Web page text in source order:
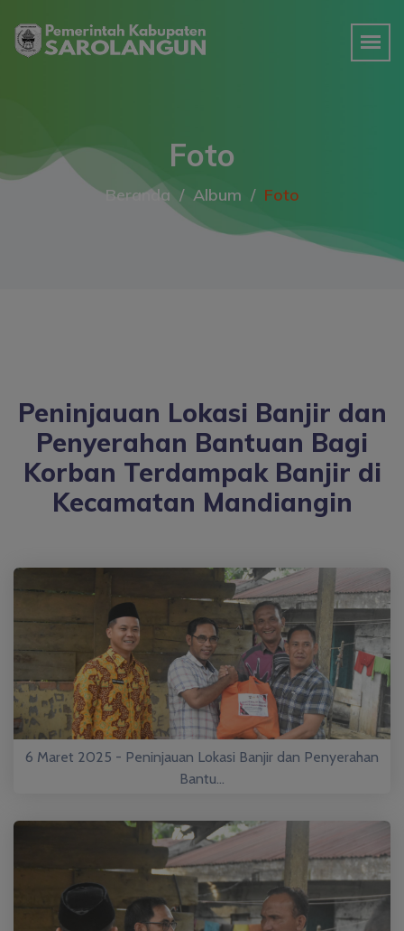
Foto
Beranda Album Foto
Peninjauan Lokasi Banjir dan
Penyerahan Bantuan Bagi
Korban Terdampak Banjir di
Kecamatan Mandiangin
6 Maret 2025 - Peninjauan Lokasi Banjir dan Penyerahan
Bantu...